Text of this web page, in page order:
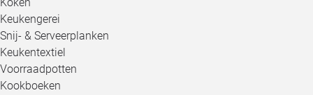
Keukengerei
Snij- & Serveerplanken
Keukentextiel
Voorraadpotten
Kookboeken